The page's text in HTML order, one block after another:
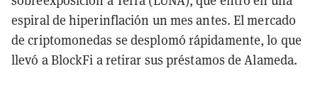
espiral de hiperinflación un mes antes. El mercado
de criptomonedas se desplomó rápidamente, lo que
llevó a BlockFi a retirar sus préstamos de Alameda.